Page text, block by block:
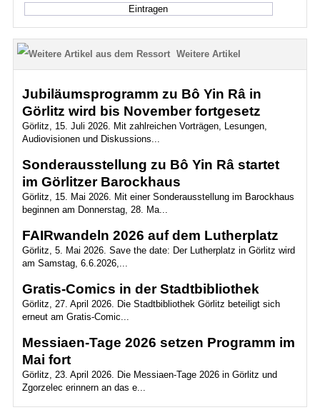
Weitere Artikel
Jubiläumsprogramm zu Bô Yin Râ in
Görlitz wird bis November fortgesetz
Görlitz, 15. Juli 2026. Mit zahlreichen Vorträgen, Lesungen,
Audiovisionen und Diskussions...
Sonderausstellung zu Bô Yin Râ startet
im Görlitzer Barockhaus
Görlitz, 15. Mai 2026. Mit einer Sonderausstellung im Barockhaus
beginnen am Donnerstag, 28. Ma...
FAIRwandeln 2026 auf dem Lutherplatz
Görlitz, 5. Mai 2026. Save the date: Der Lutherplatz in Görlitz wird
am Samstag, 6.6.2026,...
Gratis-Comics in der Stadtbibliothek
Görlitz, 27. April 2026. Die Stadtbibliothek Görlitz beteiligt sich
erneut am Gratis-Comic...
Messiaen-Tage 2026 setzen Programm im
Mai fort
Görlitz, 23. April 2026. Die Messiaen-Tage 2026 in Görlitz und
Zgorzelec erinnern an das e...